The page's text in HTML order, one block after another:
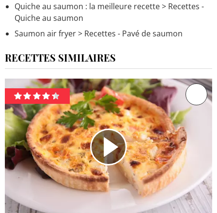
Quiche au saumon : la meilleure recette> Recettes -
Quiche au saumon
Saumon air fryer> Recettes - Pavé de saumon
RECETTES SIMILAIRES